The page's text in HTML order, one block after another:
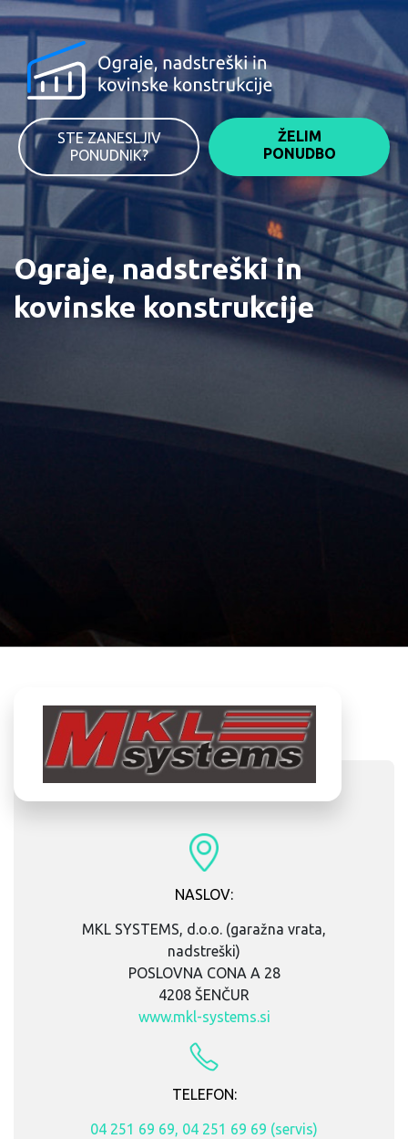
STE ZANESLJIV
PONUDNIK?
ŽELIM
PONUDBO
Ograje, nadstreški in
kovinske konstrukcije
NASLOV:
MKL SYSTEMS, d.o.o. (garažna vrata,
nadstreški)
POSLOVNA CONA A 28
4208 ŠENČUR
www.mkl-systems.si
TELEFON:
04 251 69 69, 04 251 69 69 (servis)